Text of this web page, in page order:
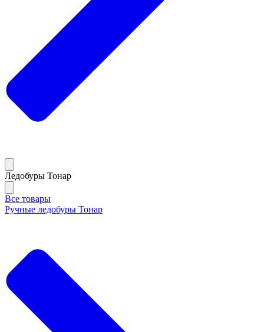
Ледобуры Тонар
Все товары
Ручные ледобуры Тонар